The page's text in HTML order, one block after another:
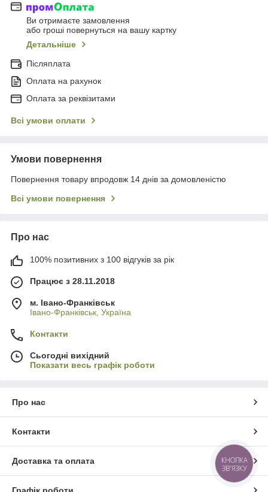
Ви отримаєте замовлення
або гроші повернуться на вашу картку
Детальніше
Післяплата
Оплата на рахунок
Оплата за реквізитами
Всі умови оплати
Умови повернення
Повернення товару впродовж 14 днів за домовленістю
Всі умови повернення
Про нас
100% позитивних з 100 відгуків за рік
Працює з 28.11.2018
м. Івано-Франківськ
Івано-Франківськ, Україна
Контакти
Сьогодні вихідний
Показати весь графік роботи
Про нас
Контакти
Доставка та оплата
КНОПКА
ЗВ'ЯЗКУ